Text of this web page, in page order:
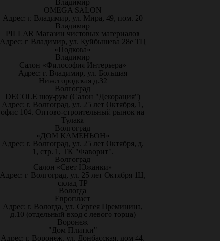
Владимир
OMEGA SALON
Адрес: г. Владимир, ул. Мира, 49, пом. 20
Владимир
PILLAR Магазин чистовых материалов
Адрес: г. Владимир, ул. Куйбышева 28е ТЦ
«Подкова»
Владимир
Салон «Философия Интерьера»
Адрес: г. Владимир, ул. Большая
Нижегородская д.32
Волгоград
DECOLE шоу-рум (Салон "Декорация")
Адрес: г. Волгоград, ул. 25 лет Октября, 1,
офис 104. Оптово-строительный рынок на
Тулака
Волгоград
«ДОМ КАМЕНЬОН»
Адрес: г. Волгоград, ул. 25 лет Октября, д.
1, стр. 1, ТК "Фаворит".
Волгоград
Салон «Свет Южанки»
Адрес: г. Волгоград, ул. 25 лет Октября 1Ц,
склад ТР
Вологда
Европласт
Адрес: г. Вологда, ул. Сергея Преминина,
д.10 (отдельный вход с левого торца)
Воронеж
"Дом Плитки"
Адрес: г. Воронеж. ул. Донбасская, дом 44,